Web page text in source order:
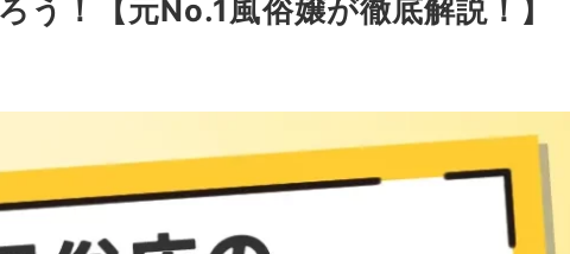
う！【元No.1風俗嬢が徹底解説！】